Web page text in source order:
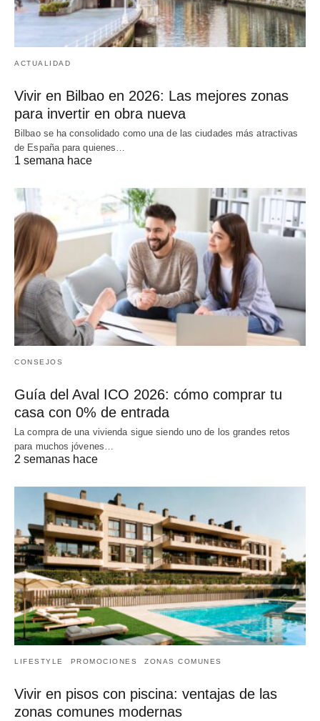
ACTUALIDAD
Vivir en Bilbao en 2026: Las mejores zonas
para invertir en obra nueva
Bilbao se ha consolidado como una de las ciudades más atractivas
de España para quienes…
1 semana hace
CONSEJOS
Guía del Aval ICO 2026: cómo comprar tu
casa con 0% de entrada
La compra de una vivienda sigue siendo uno de los grandes retos
para muchos jóvenes…
2 semanas hace
LIFESTYLE PROMOCIONES ZONAS COMUNES
Vivir en pisos con piscina: ventajas de las
zonas comunes modernas